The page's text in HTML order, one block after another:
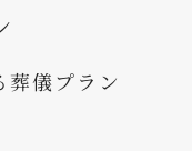
葬儀プラン